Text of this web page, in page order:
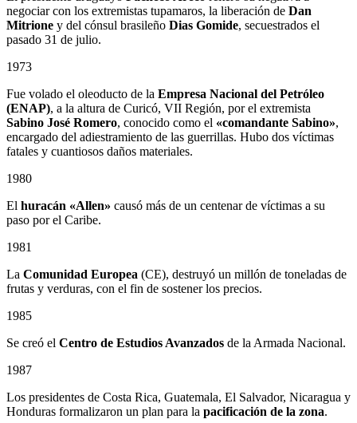
negociar con los extremistas tupamaros, la liberación de Dan
Mitrione y del cónsul brasileño Dias Gomide, secuestrados el
pasado 31 de julio.
1973
Fue volado el oleoducto de la Empresa Nacional del Petróleo
(ENAP), a la altura de Curicó, VII Región, por el extremista
Sabino José Romero, conocido como el «comandante Sabino»,
encargado del adiestramiento de las guerrillas. Hubo dos víctimas
fatales y cuantiosos daños materiales.
1980
El huracán «Allen» causó más de un centenar de víctimas a su
paso por el Caribe.
1981
La Comunidad Europea (CE), destruyó un millón de toneladas de
frutas y verduras, con el fin de sostener los precios.
1985
Se creó el Centro de Estudios Avanzados de la Armada Nacional.
1987
Los presidentes de Costa Rica, Guatemala, El Salvador, Nicaragua y
Honduras formalizaron un plan para la pacificación de la zona.